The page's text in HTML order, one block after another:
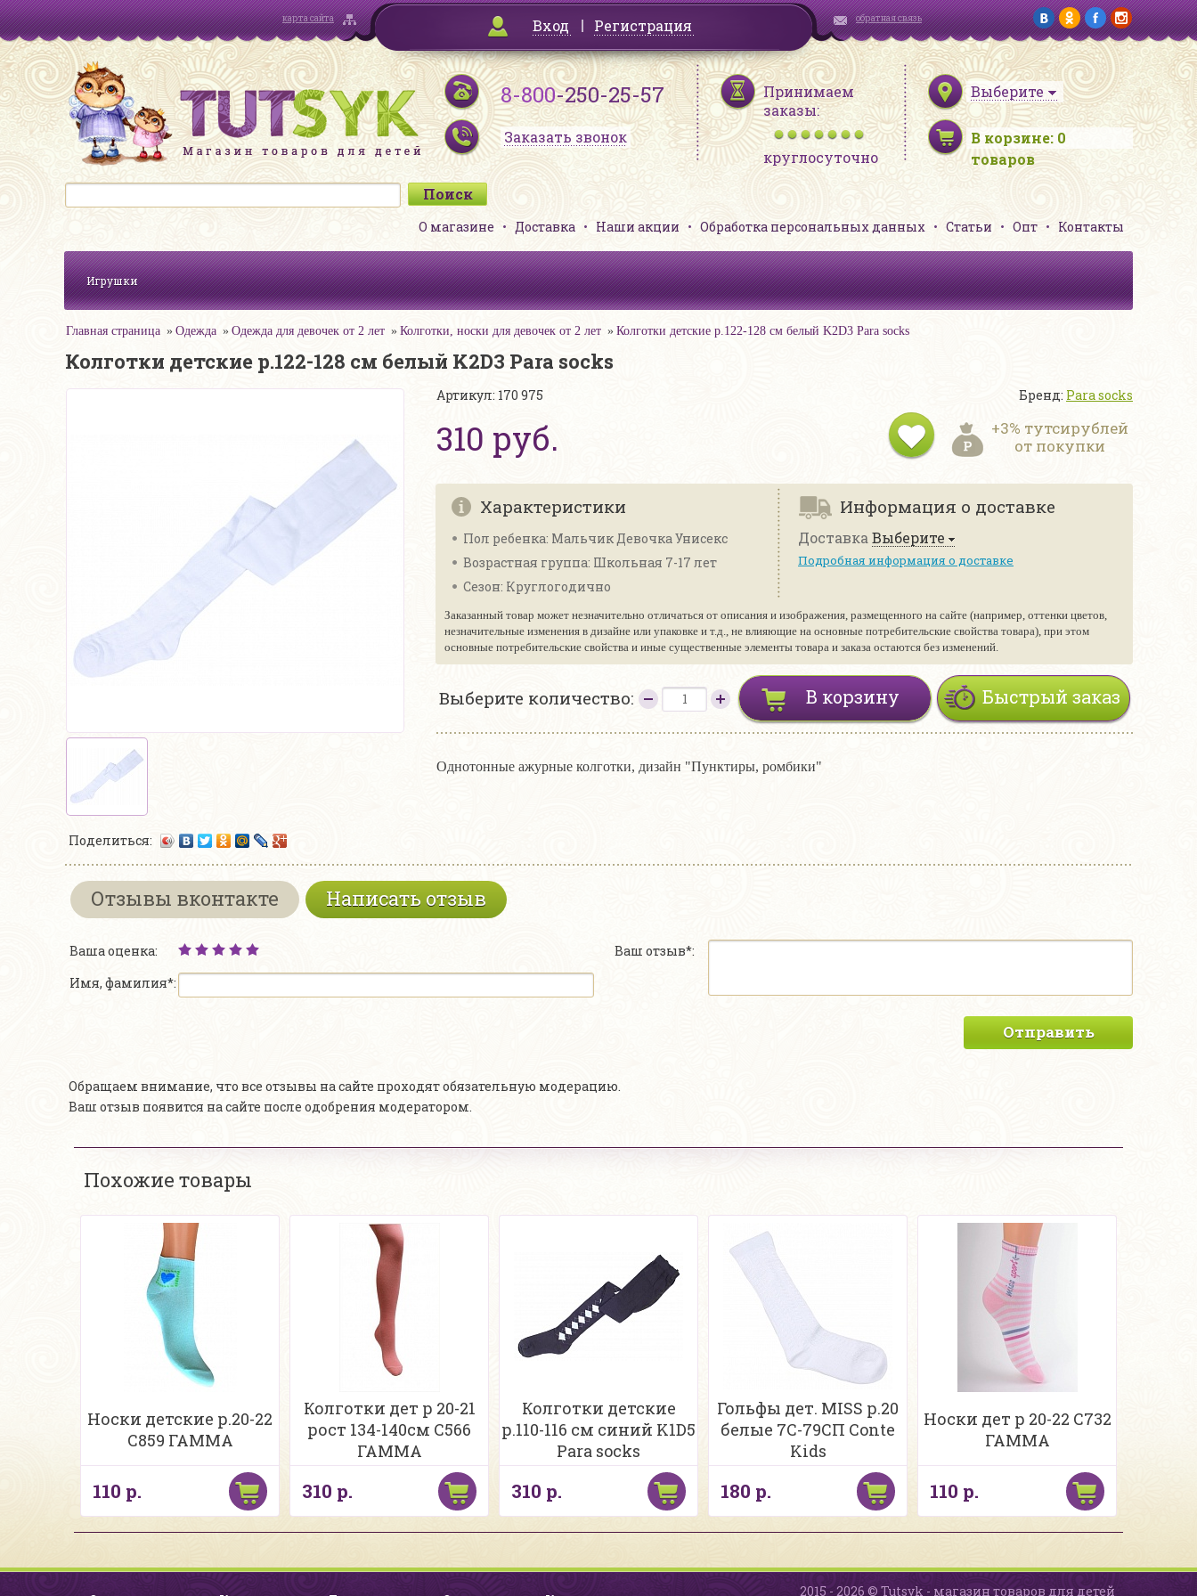
карта сайта Вход Регистрация обратная связь
8-800-250-25-57
Заказать звонок
Принимаем
заказы:
круглосуточно
Выберите
В корзине: 0
товаров
О магазине Доставка Наши акции Обработка персональных данных Статьи Опт Контакты
Игрушки
Главная страница Одежда Одежда для девочек от 2 лет Колготки, носки для девочек от 2 лет Колготки детские р.122-128 см белый K2D3 Para socks
Колготки детские р.122-128 см белый K2D3 Para socks
Поделиться:
Артикул: 170 975
310 руб.
Бренд: Para socks
+3% тутсирублей
от покупки
Характеристики
Пол ребенка: Мальчик Девочка Унисекс
Возрастная группа: Школьная 7-17 лет
Сезон: Круглогодично
Информация о доставке
Доставка Выберите
Подробная информация о доставке
Заказанный товар может незначительно отличаться от описания и изображения, размещенного на сайте (например, оттенки цветов,
незначительные изменения в дизайне или упаковке и т.д., не влияющие на основные потребительские свойства товара), при этом
основные потребительские свойства и иные существенные элементы товара и заказа остаются без изменений.
Выберите количество: Быстрый заказ
В корзину
Однотонные ажурные колготки, дизайн "Пунктиры, ромбики"
Отзывы вконтакте Написать отзыв
Ваша оценка:
Имя, фамилия*:
Ваш отзыв*:
Отправить
Обращаем внимание, что все отзывы на сайте проходят обязательную модерацию.
Ваш отзыв появится на сайте после одобрения модератором.
Похожие товары
Носки детские р.20-22
С859 ГАММА
110 р.
Колготки дет р 20-21
рост 134-140см С566
ГАММА
310 р.
Колготки детские
р.110-116 см синий K1D5
Para socks
310 р.
Гольфы дет. MISS р.20
белые 7С-79СП Conte
Kids
180 р.
Носки дет р 20-22 С732
ГАММА
110 р.
2015 - 2026 © Tutsyk - магазин товаров для детей